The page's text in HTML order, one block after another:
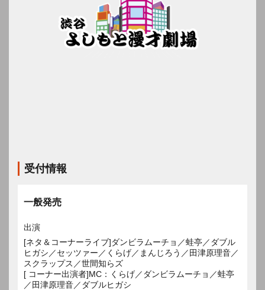
受付情報
一般発売
出演
[ネタ＆コーナーライブ]ダンビラムーチョ／蛙亭／ダブル
ヒガシ／セッツァー／くらげ／まんじろう／田津原理音／
スクラップス／世間知らズ
[ コーナー出演者]MC：くらげ／ダンビラムーチョ／蛙亭
／田津原理音／ダブルヒガシ